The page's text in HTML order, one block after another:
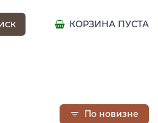
КОРЗИНА ПУСТА
По новизне